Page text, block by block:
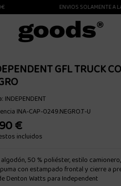
ENVIOS SOLAMENTE A LAS
GFL TRUCK
INDEPENDENT
INA-CAP-0249.NEGRO.T-U
€
incluidos
50 % poliéster, estilo
con estampado frontal y cierre a
Denton Watts para Independent